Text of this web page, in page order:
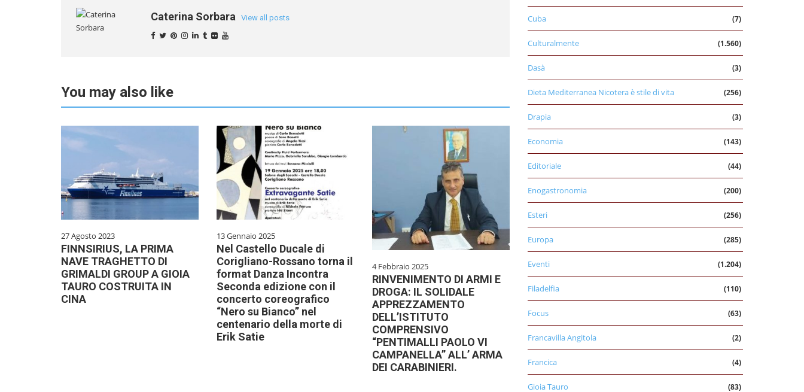
Caterina Sorbara View all posts
You may also like
27 Agosto 2023
FINNSIRIUS, LA PRIMA
NAVE TRAGHETTO DI
GRIMALDI GROUP A GIOIA
TAURO COSTRUITA IN
CINA
13 Gennaio 2025
Nel Castello Ducale di
Corigliano-Rossano torna il
format Danza Incontra
Seconda edizione con il
concerto coreografico
“Nero su Bianco” nel
centenario della morte di
Erik Satie
4 Febbraio 2025
RINVENIMENTO DI ARMI E
DROGA: IL SOLIDALE
APPREZZAMENTO
DELL’ISTITUTO
COMPRENSIVO
“PENTIMALLI PAOLO VI
CAMPANELLA” ALL’ ARMA
DEI CARABINIERI.
Cuba (7)
Culturalmente (1.560)
Dasà (3)
Dieta Mediterranea Nicotera è stile di vita (256)
Drapia (3)
Economia (143)
Editoriale (44)
Enogastronomia (200)
Esteri (256)
Europa (285)
Eventi (1.204)
Filadelfia (110)
Focus (63)
Francavilla Angitola (2)
Francica (4)
Gioia Tauro (83)